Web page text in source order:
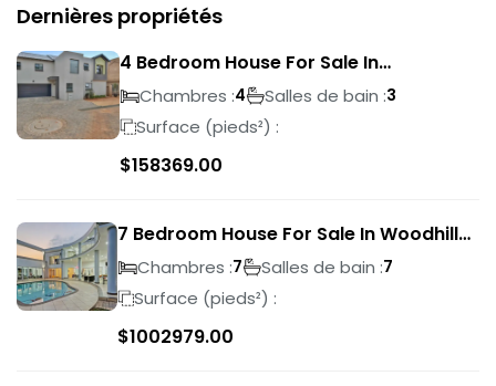
Dernières propriétés
4 Bedroom House For Sale In
Magalieskruin
Chambres :4 Salles de bain :3
Surface (pieds²) :
$158369.00
7 Bedroom House For Sale In Woodhill
Golf Estate
Chambres :7 Salles de bain :7
Surface (pieds²) :
$1002979.00